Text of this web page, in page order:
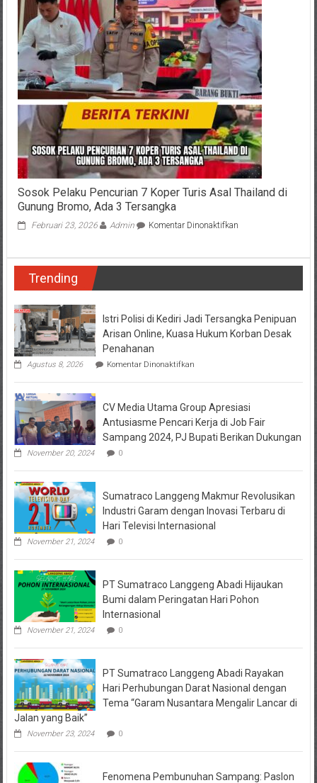
Menjadi
Kunci
Pertumbuhan
PT.
Sumatraco
Langgeng
Makmur
Sosok Pelaku Pencurian 7 Koper Turis Asal Thailand di
Gunung Bromo, Ada 3 Tersangka
Februari 23, 2026 Admin Komentar Dinonaktifkanpada
Asal
Thailand
di
Tersangka
Trending
Istri Polisi di Kediri Jadi Tersangka Penipuan
Arisan Online, Kuasa Hukum Korban Desak
Penahanan
Agustus 8, 2026 Komentar Dinonaktifkanpada
Polisi
Kediri
Jadi
Tersangka
Penipuan
Kuasa
Korban
Desak
Penahanan
CV Media Utama Group Apresiasi
Antusiasme Pencari Kerja di Job Fair
Sampang 2024, PJ Bupati Berikan Dukungan
November 20, 2024 0
Sumatraco Langgeng Makmur Revolusikan
Industri Garam dengan Inovasi Terbaru di
Hari Televisi Internasional
November 21, 2024 0
PT Sumatraco Langgeng Abadi Hijaukan
Bumi dalam Peringatan Hari Pohon
Internasional
November 21, 2024 0
PT Sumatraco Langgeng Abadi Rayakan
Hari Perhubungan Darat Nasional dengan
Tema “Garam Nusantara Mengalir Lancar di
Jalan yang Baik”
November 23, 2024 0
Fenomena Pembunuhan Sampang: Paslon